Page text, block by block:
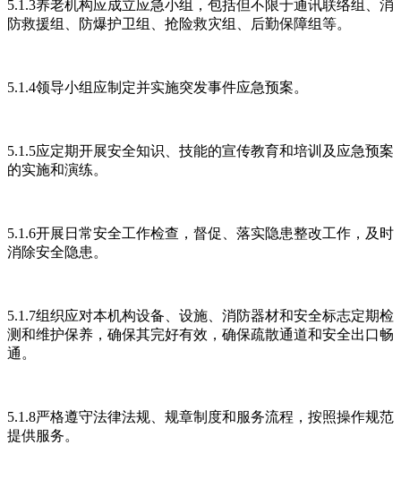
5.1.3养老机构应成立应急小组，包括但不限于通讯联络组、消
防救援组、防爆护卫组、抢险救灾组、后勤保障组等。
5.1.4领导小组应制定并实施突发事件应急预案。
5.1.5应定期开展安全知识、技能的宣传教育和培训及应急预案
的实施和演练。
5.1.6开展日常安全工作检查，督促、落实隐患整改工作，及时
消除安全隐患。
5.1.7组织应对本机构设备、设施、消防器材和安全标志定期检
测和维护保养，确保其完好有效，确保疏散通道和安全出口畅
通。
5.1.8严格遵守法律法规、规章制度和服务流程，按照操作规范
提供服务。